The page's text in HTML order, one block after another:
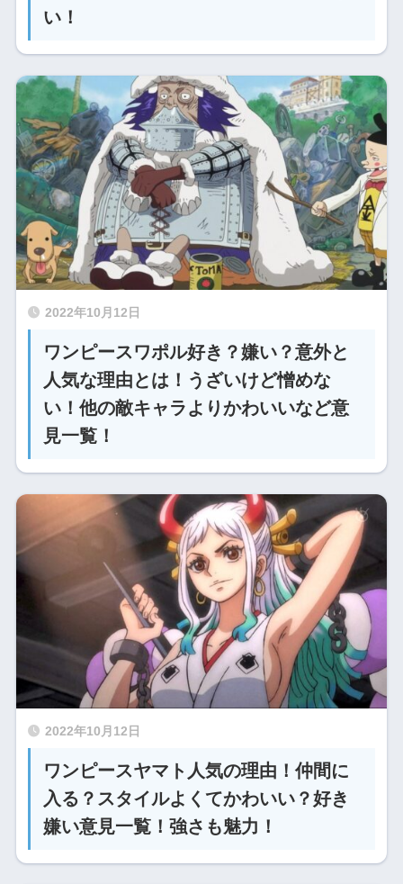
い！
2022年10月12日
ワンピースワポル好き？嫌い？意外と
人気な理由とは！うざいけど憎めな
い！他の敵キャラよりかわいいなど意
見一覧！
2022年10月12日
ワンピースヤマト人気の理由！仲間に
入る？スタイルよくてかわいい？好き
嫌い意見一覧！強さも魅力！